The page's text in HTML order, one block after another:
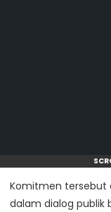
Komitmen tersebut
dalam dialog publik